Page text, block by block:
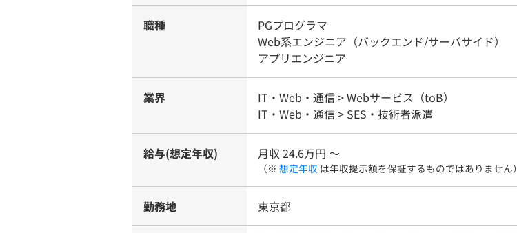
職種
PGプログラマ
Web系エンジニア（バックエンド/サーバサイド）
アプリエンジニア
業界
IT・Web・通信 > Webサービス（toB）
IT・Web・通信 > SES・技術者派遣
給与(想定年収) 月収 24.6万円 〜
（※ 想定年収 は年収提示額を保証するものではありません）
勤務地 東京都